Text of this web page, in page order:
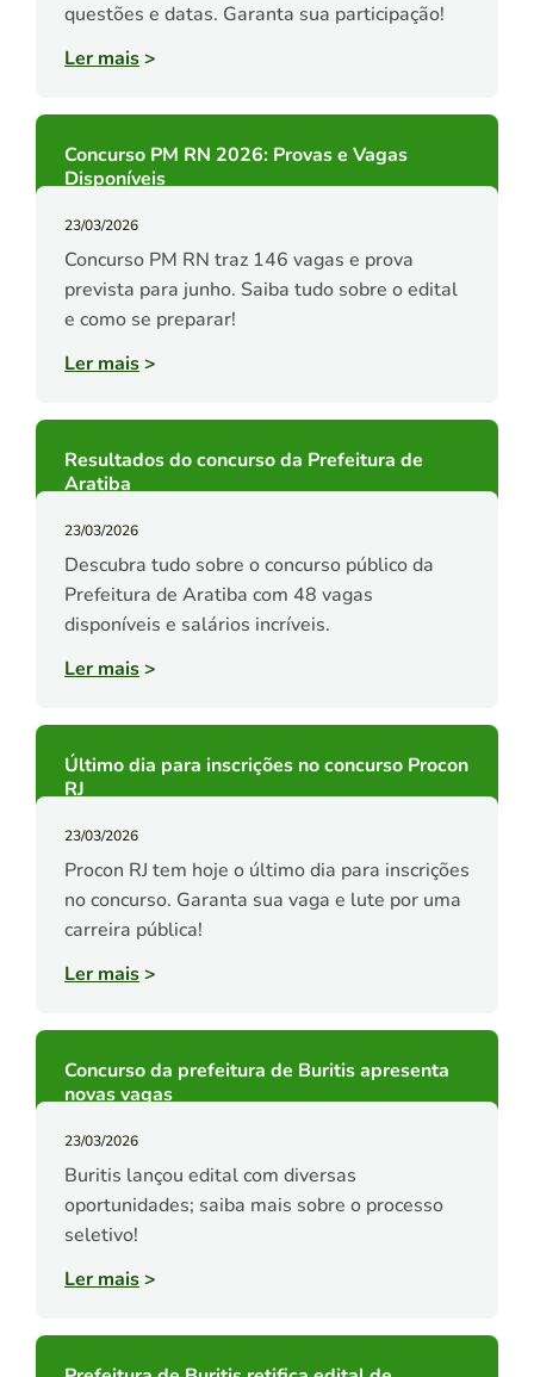
questões e datas. Garanta sua participação!
Ler mais>
Concurso PM RN 2026: Provas e Vagas
Disponíveis
23/03/2026
Concurso PM RN traz 146 vagas e prova
prevista para junho. Saiba tudo sobre o edital
e como se preparar!
Ler mais>
Resultados do concurso da Prefeitura de
Aratiba
23/03/2026
Descubra tudo sobre o concurso público da
Prefeitura de Aratiba com 48 vagas
disponíveis e salários incríveis.
Ler mais>
Último dia para inscrições no concurso Procon
RJ
23/03/2026
Procon RJ tem hoje o último dia para inscrições
no concurso. Garanta sua vaga e lute por uma
carreira pública!
Ler mais>
Concurso da prefeitura de Buritis apresenta
novas vagas
23/03/2026
Buritis lançou edital com diversas
oportunidades; saiba mais sobre o processo
seletivo!
Ler mais>